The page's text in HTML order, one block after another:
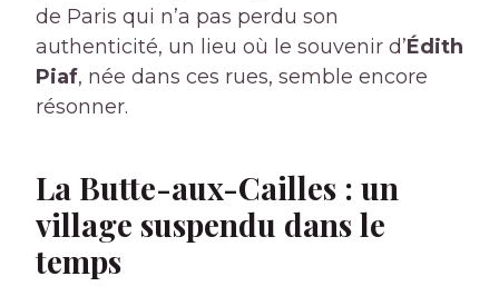
de Paris qui n’a pas perdu son
authenticité, un lieu où le souvenir d’Édith
Piaf, née dans ces rues, semble encore
résonner.
La Butte-aux-Cailles : un
village suspendu dans le
temps